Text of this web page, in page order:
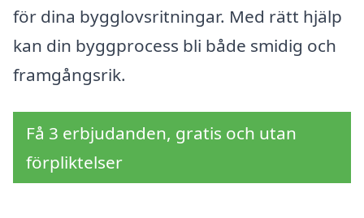
för dina bygglovsritningar. Med rätt hjälp
kan din byggprocess bli både smidig och
framgångsrik.
Få 3 erbjudanden, gratis och utan
förpliktelser